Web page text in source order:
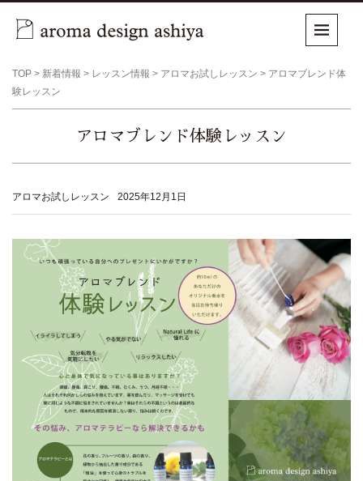
TOP > 新着情報 > レッスン情報 > アロマお試しレッスン > アロマブレンド体
験レッスン
アロマブレンド体験レッスン
アロマお試しレッスン 2025年12月1日